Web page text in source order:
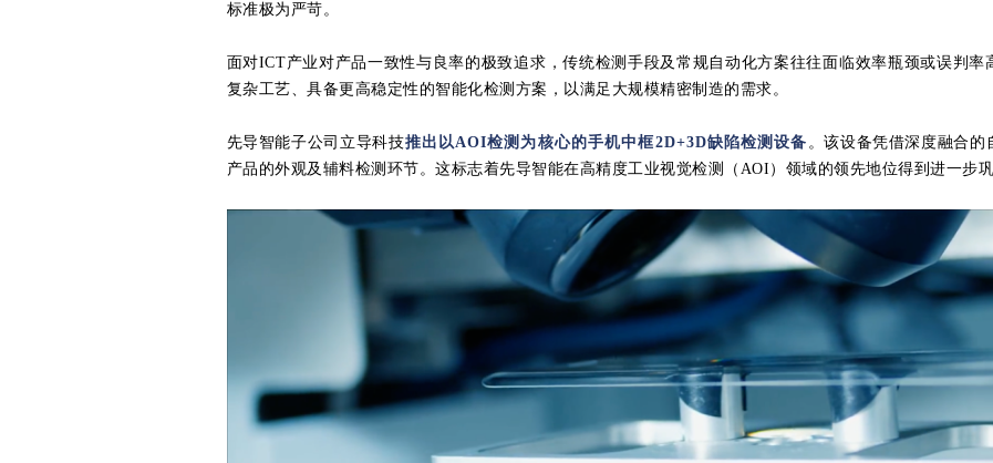
标准极为严苛。
面对ICT产业对产品一致性与良率的极致追求，传统检测手段及常规自动化方案往往面临效率瓶颈或误判
复杂工艺、具备更高稳定性的智能化检测方案，以满足大规模精密制造的需求。
先导智能子公司立导科技推出以AOI检测为核心的手机中框2D+3D缺陷检测设备 。该设备凭借深度融合
产品的外观及辅料检测环节。这标志着先导智能在高精度工业视觉检测（AOI）领域的领先地位得到进一步巩